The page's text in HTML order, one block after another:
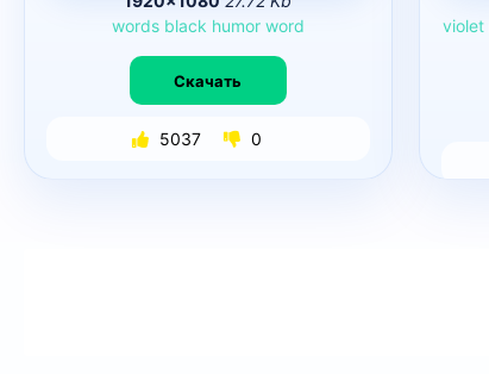
words black humor word
Скачать
5037 0
violet